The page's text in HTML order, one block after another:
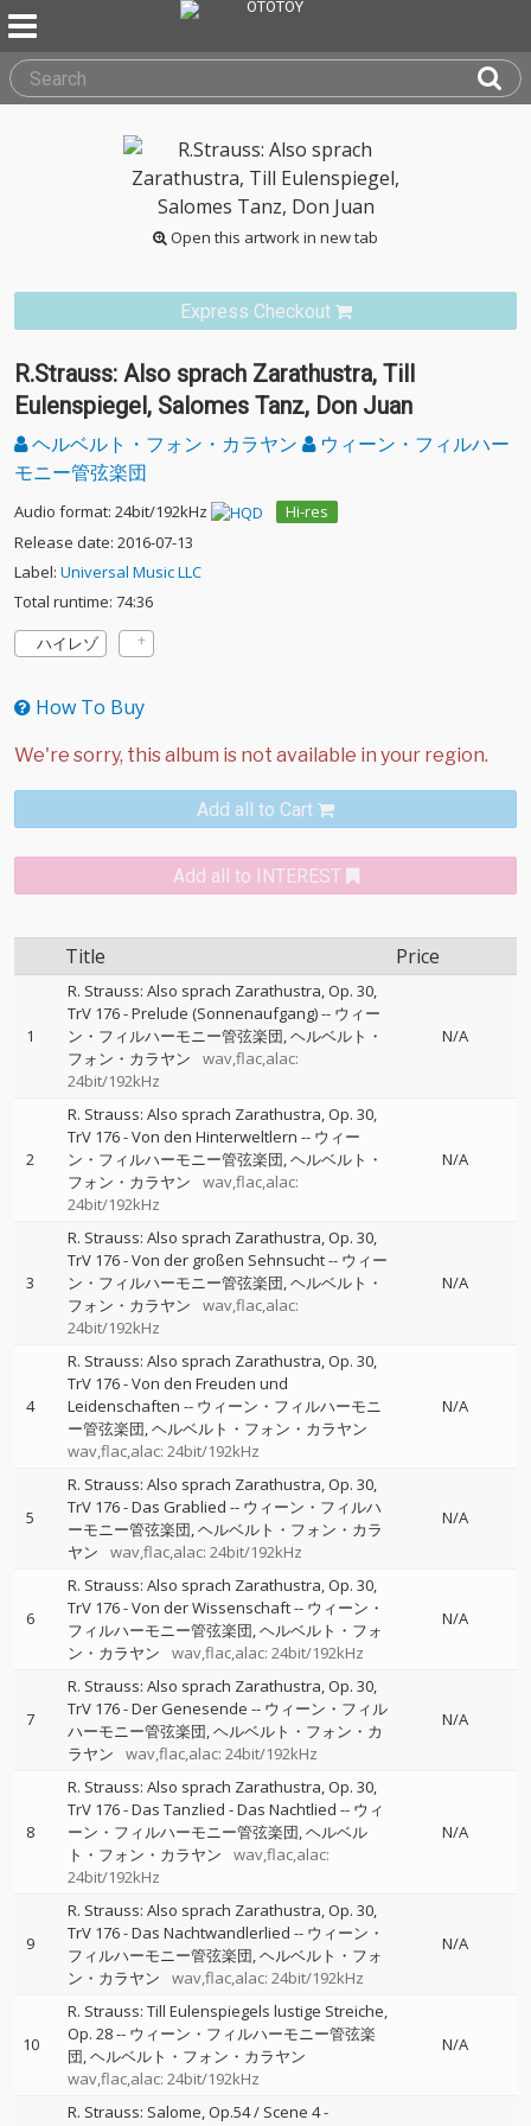
Open this artwork in new tab
Express Checkout
R.Strauss: Also sprach Zarathustra, Till
Eulenspiegel, Salomes Tanz, Don Juan
ヘルベルト・フォン・カラヤン
ウィーン・フィルハー
モニー管弦楽団
Audio format: 24bit/192kHz
Hi-res
Release date: 2016-07-13
Label: Universal Music LLC
Total runtime: 74:36
ハイレゾ
How To Buy
Add all to Cart
Add all to INTEREST
Title Price
1
R. Strauss: Also sprach Zarathustra, Op. 30,
TrV 176 - Prelude (Sonnenaufgang)-- ウィー
ン・フィルハーモニー管弦楽団 ヘルベルト・
フォン・カラヤン
wav,flac,alac:
24bit/192kHz
N/A
2
R. Strauss: Also sprach Zarathustra, Op. 30,
TrV 176 - Von den Hinterweltlern -- ウィー
ン・フィルハーモニー管弦楽団 ヘルベルト・
フォン・カラヤン
wav,flac,alac:
24bit/192kHz
N/A
3
R. Strauss: Also sprach Zarathustra, Op. 30,
TrV 176 - Von der großen Sehnsucht-- ウィー
ン・フィルハーモニー管弦楽団 ヘルベルト・
フォン・カラヤン
wav,flac,alac:
24bit/192kHz
N/A
4
R. Strauss: Also sprach Zarathustra, Op. 30,
TrV 176 - Von den Freuden und
Leidenschaften -- ウィーン・フィルハーモニ
ー管弦楽団 ヘルベルト・フォン・カラヤン
wav,flac,alac: 24bit/192kHz
N/A
5
R. Strauss: Also sprach Zarathustra, Op. 30,
TrV 176 - Das Grablied -- ウィーン・フィルハ
ーモニー管弦楽団 ヘルベルト・フォン・カラ
ヤン
wav,flac,alac: 24bit/192kHz
N/A
6
R. Strauss: Also sprach Zarathustra, Op. 30,
TrV 176 - Von der Wissenschaft-- ウィーン・
フィルハーモニー管弦楽団 ヘルベルト・フォ
ン・カラヤン
wav,flac,alac: 24bit/192kHz
N/A
7
R. Strauss: Also sprach Zarathustra, Op. 30,
TrV 176 - Der Genesende -- ウィーン・フィル
ハーモニー管弦楽団 ヘルベルト・フォン・カ
ラヤン
wav,flac,alac: 24bit/192kHz
N/A
8
R. Strauss: Also sprach Zarathustra, Op. 30,
TrV 176 - Das Tanzlied - Das Nachtlied -- ウィ
ーン・フィルハーモニー管弦楽団 ヘルベル
ト・フォン・カラヤン
wav,flac,alac:
24bit/192kHz
N/A
9
R. Strauss: Also sprach Zarathustra, Op. 30,
TrV 176 - Das Nachtwandlerlied -- ウィーン・
フィルハーモニー管弦楽団 ヘルベルト・フォ
ン・カラヤン
wav,flac,alac: 24bit/192kHz
N/A
10
R. Strauss: Till Eulenspiegels lustige Streiche,
Op. 28-- ウィーン・フィルハーモニー管弦楽
団 ヘルベルト・フォン・カラヤン
wav,flac,alac: 24bit/192kHz
N/A
R. Strauss: Salome, Op.54 / Scene 4 -